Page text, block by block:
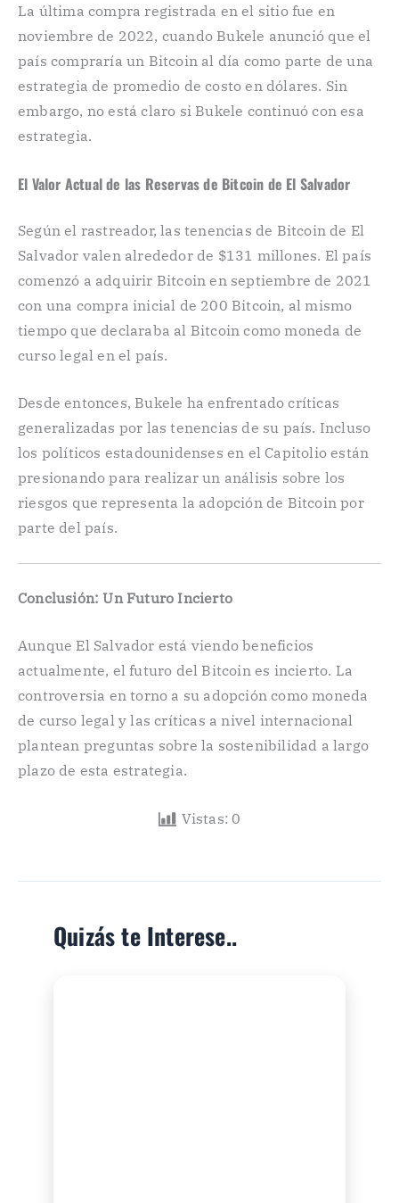
La última compra registrada en el sitio fue en
noviembre de 2022, cuando Bukele anunció que el
país compraría un Bitcoin al día como parte de una
estrategia de promedio de costo en dólares. Sin
embargo, no está claro si Bukele continuó con esa
estrategia.
El Valor Actual de las Reservas de Bitcoin de El Salvador
Según el rastreador, las tenencias de Bitcoin de El
Salvador valen alrededor de $131 millones. El país
comenzó a adquirir Bitcoin en septiembre de 2021
con una compra inicial de 200 Bitcoin, al mismo
tiempo que declaraba al Bitcoin como moneda de
curso legal en el país.
Desde entonces, Bukele ha enfrentado críticas
generalizadas por las tenencias de su país. Incluso
los políticos estadounidenses en el Capitolio están
presionando para realizar un análisis sobre los
riesgos que representa la adopción de Bitcoin por
parte del país.
Conclusión: Un Futuro Incierto
Aunque El Salvador está viendo beneficios
actualmente, el futuro del Bitcoin es incierto. La
controversia en torno a su adopción como moneda
de curso legal y las críticas a nivel internacional
plantean preguntas sobre la sostenibilidad a largo
plazo de esta estrategia.
Vistas: 0
Quizás te Interese..